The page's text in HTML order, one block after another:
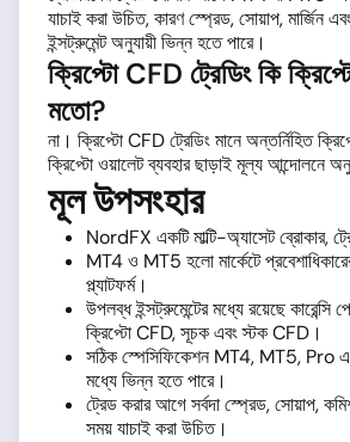
যাচাই করা উচিত, কারণ স্প্রেড, সোয়াপ, মার্জিন
ইন্সট্রুমেন্ট অনুযায়ী ভিন্ন হতে পারে।
ক্রিপ্টো CFD ট্রেডিং কি
মতো?
না। ক্রিপ্টো CFD ট্রেডিং মানে অন্তর্নিহিত
ক্রিপ্টো ওয়ালেট ব্যবহার ছাড়াই মূল্য আন্দোলনে
মূল উপসংহার
NordFX একটি মাল্টি-অ্যাসেট ব্রোকার,
MT4 ও MT5 হলো মার্কেটে
প্ল্যাটফর্ম।
উপলব্ধ ইন্সট্রুমেন্টের মধ্যে রয়েছে কারেন্সি
ক্রিপ্টো CFD, সূচক এবং স্টক CFD।
সঠিক স্পেসিফিকেশন MT4, MT5, Pro
মধ্যে ভিন্ন হতে পারে।
ট্রেড করার আগে সর্বদা স্প্রেড, সোয়াপ,
সময় যাচাই করা উচিত।